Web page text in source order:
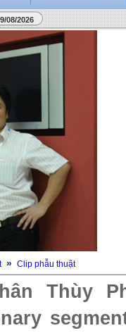
08/2026
» Clip phẫu thuật
Thùy